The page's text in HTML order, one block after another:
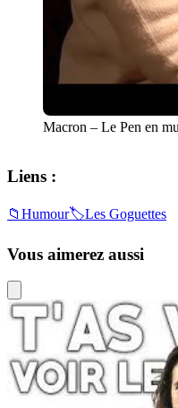
Macron – Le Pen en
Liens :
📁 Humour🏷️Les Goguettes
Vous aimerez aussi